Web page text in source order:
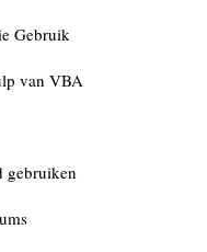
Gebruik
van VBA
gebruiken